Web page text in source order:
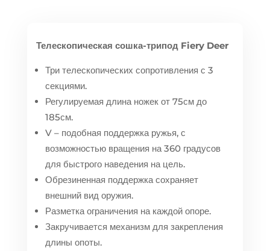
Телескопическая сошка-трипод Fiery Deer
Три телескопических сопротивления с 3
секциями.
Регулируемая длина ножек от 75см до
185см.
V – подобная поддержка ружья, с
возможностью вращения на 360 градусов
для быстрого наведения на цель.
Обрезиненная поддержка сохраняет
внешний вид оружия.
Разметка ограничения на каждой опоре.
Закручивается механизм для закрепления
длины опоты.